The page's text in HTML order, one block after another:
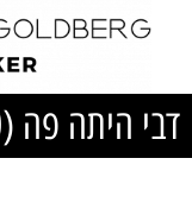
דבי היתה פה (80 דק', 2023)